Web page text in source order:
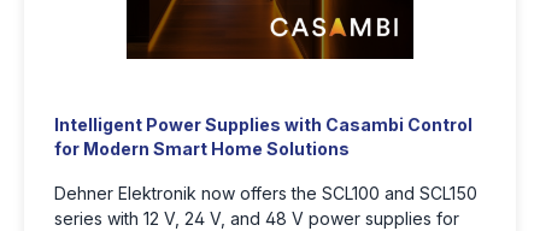
Intelligent Power Supplies with Casambi Control
for Modern Smart Home Solutions
Dehner Elektronik now offers the SCL100 and SCL150
series with 12 V, 24 V, and 48 V power supplies for